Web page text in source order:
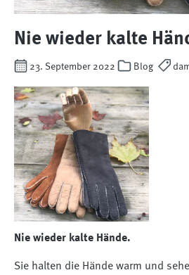
Nie wieder kalte
23. September 2022 Blog
Nie wieder kalte Hände.
Sie halten die Hände warm und